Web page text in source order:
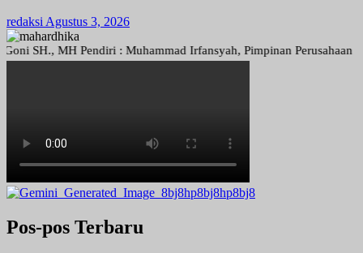
redaksi Agustus 3, 2026
SH., MH Pendiri : Muhammad Irfansyah, Pimpinan Perusahaan :
Pos-pos Terbaru